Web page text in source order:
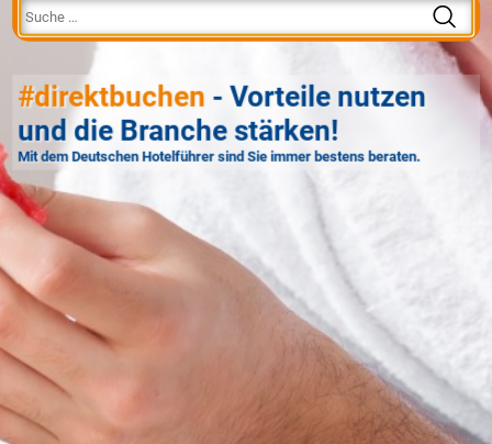
#direktbuchen - Vorteile nutzen
und die Branche stärken!
Mit dem Deutschen Hotelführer sind Sie immer bestens beraten.